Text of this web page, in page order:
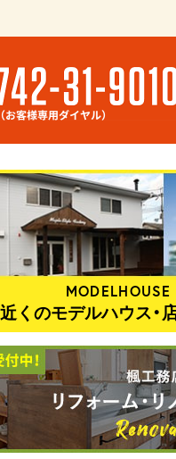
くのモデルハウス・